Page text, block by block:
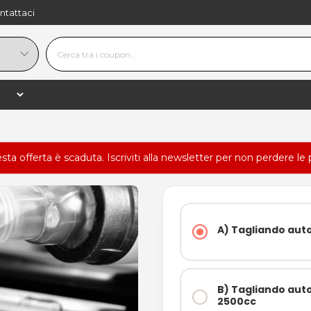
offerta è scaduta. Iscriviti alla newsletter per non perdere le
A) Tagliando
B) Tagliando
2500cc